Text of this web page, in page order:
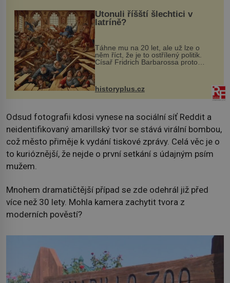
Utonuli říšští šlechtici v
latríně?
Táhne mu na 20 let, ale už lze o
něm říct, že je to ostřílený politik.
Císař Fridrich Barbarossa proto
posílá svého syna a dědice Jindřicha
VI. do Erfurtu, aby se stal
prostředníkem při řešení sporu m...
historyplus.cz
Odsud fotografii kdosi vynese na sociální síť Reddit a
neidentifikovaný amarillský tvor se stává virální bombou,
což město přiměje k vydání tiskové zprávy. Celá věc je o
to kurióznější, že nejde o první setkání s údajným psím
mužem.
Mnohem dramatičtější případ se zde odehrál již před
více než 30 lety. Mohla kamera zachytit tvora z
moderních pověstí?